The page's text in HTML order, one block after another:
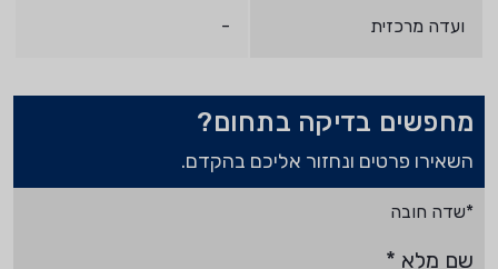
ועדה מרכזית -
מחפשים בדיקה בתחום?
השאירו פרטים ונחזור אליכם בהקדם.
*שדה חובה
שם מלא *